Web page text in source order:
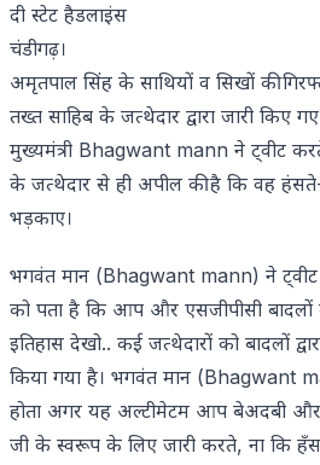
दी स्टेट हैडलाइंस
चंडीगढ़।
अमृतपाल सिंह के साथियों व सिखों की
तख्त साहिब के जत्थेदार द्वारा जारी किए
मुख्यमंत्री Bhagwant mann ने ट्वीट
के जत्थेदार से ही अपील की है कि वह
भड़काए।
भगवंत मान (Bhagwant mann) ने
को पता है कि आप और एसजीपीसी
इतिहास देखो.. कई जत्थेदारों को बादलों
किया गया है। भगवंत मान (Bhagwant
होता अगर यह अल्टीमेटम आप बेअदबी और
जी के स्वरूप के लिए जारी करते, ना कि